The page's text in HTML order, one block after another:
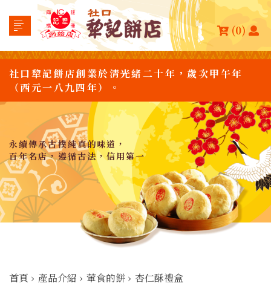
(0)
社口犂記餅店創業於清光緒二十年，歲次甲午年
（西元一八九四年）。
永續傳承古樸純真的味道，
百年名店，遵循古法，信用第一
首頁 › 產品介紹 › 葷食的餅 › 杏仁酥禮盒